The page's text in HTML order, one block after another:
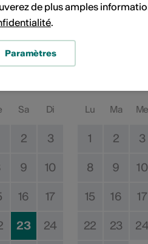
Sa Di
2 3
9 10
16 17
23 24
Lu Ma Me
1 2 3
8 9 10
15 16 17
22 23 24
de plus amples
.
Paramètres